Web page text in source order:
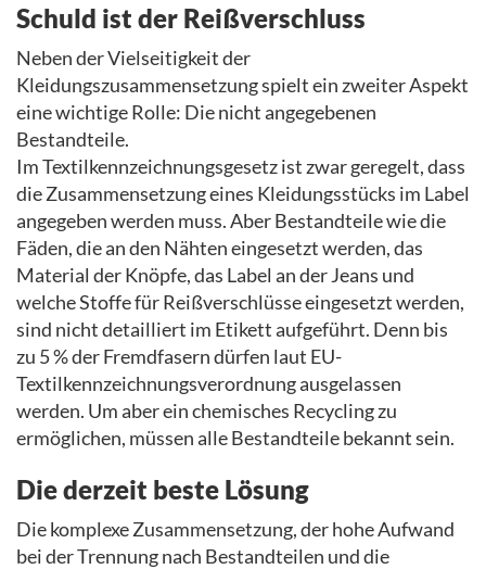
Schuld ist der Reißverschluss
Neben der Vielseitigkeit der
Kleidungszusammensetzung spielt ein zweiter Aspekt
eine wichtige Rolle: Die nicht angegebenen
Bestandteile.
Im Textilkennzeichnungsgesetz ist zwar geregelt, dass
die Zusammensetzung eines Kleidungsstücks im Label
angegeben werden muss. Aber Bestandteile wie die
Fäden, die an den Nähten eingesetzt werden, das
Material der Knöpfe, das Label an der Jeans und
welche Stoffe für Reißverschlüsse eingesetzt werden,
sind nicht detailliert im Etikett aufgeführt. Denn bis
zu 5 % der Fremdfasern dürfen laut EU-
Textilkennzeichnungsverordnung ausgelassen
werden. Um aber ein chemisches Recycling zu
ermöglichen, müssen alle Bestandteile bekannt sein.
Die derzeit beste Lösung
Die komplexe Zusammensetzung, der hohe Aufwand
bei der Trennung nach Bestandteilen und die